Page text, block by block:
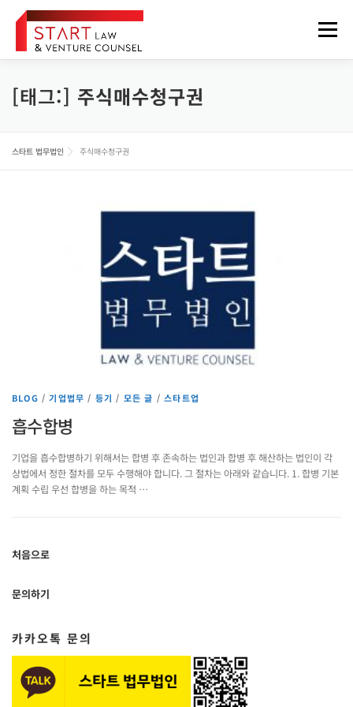
메뉴
법무법인 소개 업무분야 구성원
정보게시판 FOREIGNER
[태그:] 주식매수청구권
스타트 법무법인 주식매수청구권
BLOG /기업법무 / 등기 / 모든 글 /스타트업
흡수합병
기업을 흡수합병하기 위해서는 합병 후 존속하는 법인과 합병 후 해산하는 법인이 각
상법에서 정한 절차를 모두 수행해야 합니다. 그 절차는 아래와 같습니다. 1. 합병 기본
계획 수립 우선 합병을 하는 목적 …
처음으로
문의하기
카카오톡 문의